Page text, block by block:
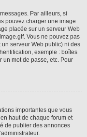
Par ailleurs, si
pouvez charger une image
placée sur un serveur Web
Vous ne pouvez pas
un serveur Web public) ni des
exemple : boîtes
un mot de passe, etc. Pour
importantes que vous
haut de chaque forum et
de publier des annonces